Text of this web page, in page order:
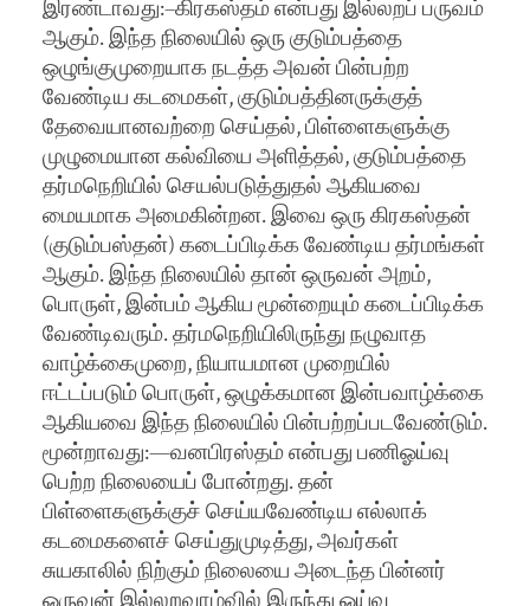
இரண்டாவது:–கிரகஸ்தம் என்பது இல்லறப் பருவம்
ஆகும். இந்த நிலையில் ஒரு குடும்பத்தை
ஒழுங்குமுறையாக நடத்த அவன் பின்பற்ற
வேண்டிய கடமைகள், குடும்பத்தினருக்குத்
தேவையானவற்றை செய்தல், பிள்ளைகளுக்கு
முழுமையான கல்வியை அளித்தல், குடும்பத்தை
தர்மநெறியில் செயல்படுத்துதல் ஆகியவை
மையமாக அமைகின்றன. இவை ஒரு கிரகஸ்தன்
(குடும்பஸ்தன்) கடைப்பிடிக்க வேண்டிய தர்மங்கள்
ஆகும். இந்த நிலையில் தான் ஒருவன் அறம்,
பொருள், இன்பம் ஆகிய மூன்றையும் கடைப்பிடிக்க
வேண்டிவரும். தர்மநெறியிலிருந்து நழுவாத
வாழ்க்கைமுறை, நியாயமான முறையில்
ஈட்டப்படும் பொருள், ஒழுக்கமான இன்பவாழ்க்கை
ஆகியவை இந்த நிலையில் பின்பற்றப்படவேண்டும்.
மூன்றாவது:—வனபிரஸ்தம் என்பது பணிஓய்வு
பெற்ற நிலையைப் போன்றது. தன்
பிள்ளைகளுக்குச் செய்யவேண்டிய எல்லாக்
கடமைகளைச் செய்துமுடித்து, அவர்கள்
சுயகாலில் நிற்கும் நிலையை அடைந்த பின்னர்